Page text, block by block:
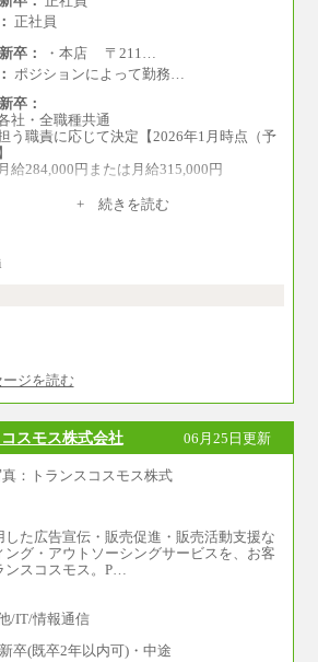
正社員
卒：
・本店 〒211…
ポジションによって勤務…
卒：
社・全職種共通
職責に応じて決定【2026年1月時点（予
284,000円または月給315,000円
後早期から、自律的な業務遂行が求
職責を担う方については、さらに高い金
に加え、所定労働時間外に勤務をし
各社・全職種共通＞
万円以上～
期間中の給与に変更はありません。
・能力を考慮し、当社規定により決定い
す。
+ 続きを読む
ジを読む
コスモス株式会社 06月25日更新
した広告宣伝・販売促進・販売活動支援な
ング・アウトソーシングサービスを、お客
スコスモス。P…
/IT/情報通信
卒(既卒2年以内可)・中途